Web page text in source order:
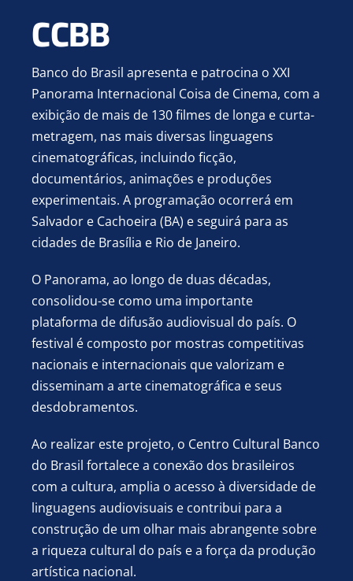
CCBB
Banco do Brasil apresenta e patrocina o XXI
Panorama Internacional Coisa de Cinema, com a
exibição de mais de 130 filmes de longa e curta-
metragem, nas mais diversas linguagens
cinematográficas, incluindo ficção,
documentários,animações e produções
experimentais. A programação ocorrerá em
Salvador e Cachoeira (BA) e seguirá para as
cidades de Brasília e Rio de Janeiro.
O Panorama, ao longo de duas décadas,
consolidou-se como uma importante
plataforma de difusão audiovisual do país. O
festival é composto por mostras competitivas
nacionais e internacionais que valorizam e
disseminam a arte cinematográfica e seus
desdobramentos.
Ao realizar este projeto, o Centro Cultural Banco
do Brasil fortalece a conexão dos brasileiros
com a cultura, amplia o acesso à diversidade de
linguagens audiovisuais e contribui para a
construção de um olhar maisabrangente sobre
a riqueza cultural do país e a força da produção
artística nacional.